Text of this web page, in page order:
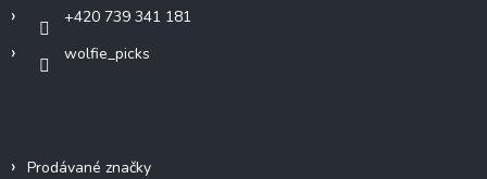
+420 739 341 181
wolfie_picks
Prodávané značky